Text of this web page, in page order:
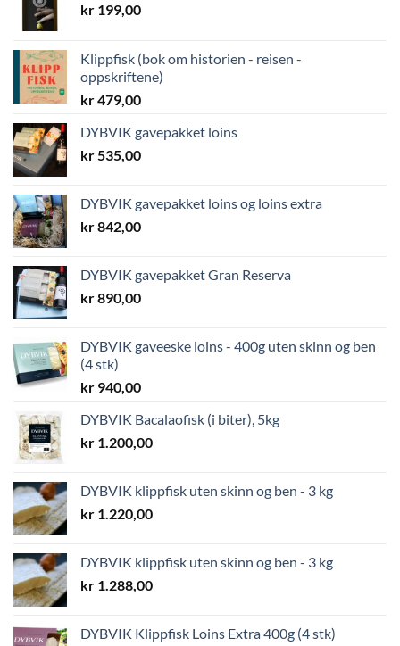
kr 199,00
Klippfisk (bok om historien - reisen -
oppskriftene)
kr479,00
DYBVIK gavepakket loins
kr535,00
DYBVIK gavepakket loins og loins extra
kr842,00
DYBVIK gavepakket Gran Reserva
kr890,00
DYBVIK gaveeske loins - 400g uten skinn og ben
(4 stk)
kr 940,00
DYBVIK Bacalaofisk (i biter), 5kg
kr 1.200,00
DYBVIK klippfisk uten skinn og ben - 3 kg
kr 1.220,00
DYBVIK klippfisk uten skinn og ben - 3 kg
kr 1.288,00
DYBVIK Klippfisk Loins Extra 400g (4 stk)